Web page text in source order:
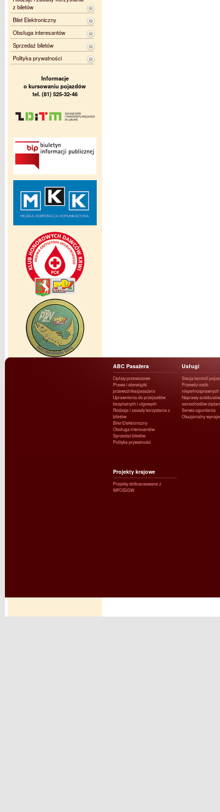
z biletów
Bilet Elektroniczny
Obsługa interesantów
Sprzedaż biletów
Polityka prywatności
Informacje
o kursowaniu pojazdów
tel. (81) 525-32-46
ABC Pasażera
Opłaty przewozowe
Prawa i obowiązki
przewoźnika/pasażera
Uprawnienia do przejazdów
bezpłatnych i ulgowych
Rodzaje i zasady korzystania z
biletów
Bilet Elektroniczny
Obsługa interesantów
Sprzedaż biletów
Polityka prywatności
Usługi
Stacja kontroli
Przewóz osób
niepełnosprawnych
Naprawy
samochodów
Serwis ogumienia
Okazjonalny
Projekty krajowe
Projekty dofinansowane z
WFOŚiGW